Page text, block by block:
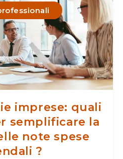
imprese: quali
semplificare la
note spese
?